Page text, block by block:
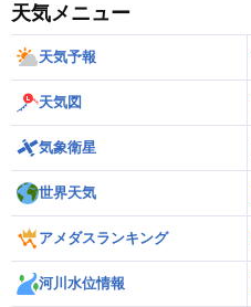
天気メニュー
天気予報
天気図
気象衛星
世界天気
アメダスランキング
河川水位情報